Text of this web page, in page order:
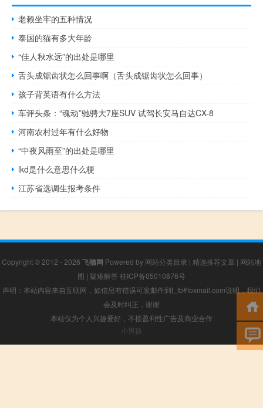
老赖坐牢的五种情况
泰国的猫有多大年龄
“佳人秋水远”的出处是哪里
舌头成锯齿状怎么回事啊（舌头成锯齿状怎么回事）
孩子背英语有什么方法
车评头条：“魂动”驰骋大7座SUV 试驾长安马自达CX-8
河南农村过年有什么好物
“中夜风雨至”的出处是哪里
lkd是什么意思什么梗
江苏省选调生报考条件
Copyright © 2012 - 2026 飞猫网 Powered by 网站分类目录 | 精选推荐文章 | 网站地
图 | 疑难解答 桂ICP备05010876号
声明：本站内容来自互联网，如信息有错误可发邮件到f_fb#foxmail.com说明，我们
会及时纠正，谢谢
本站仅为个人兴趣爱好，不接盈利性广告及商业合作
小男孩